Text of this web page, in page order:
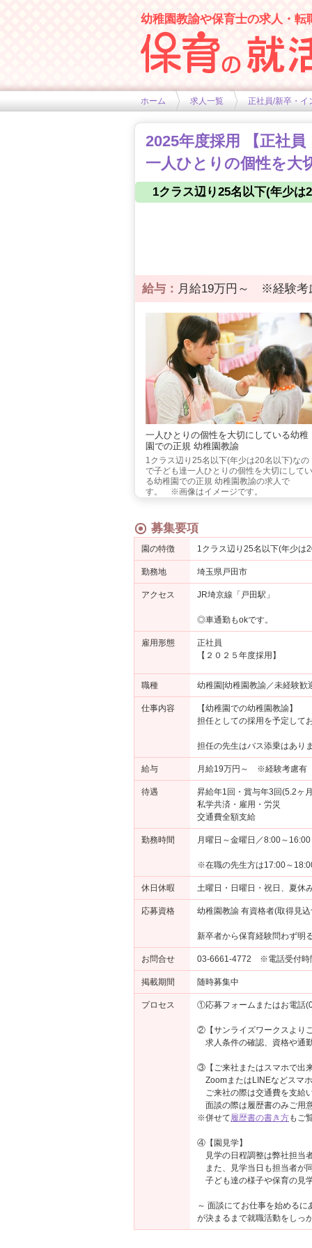
幼稚園教諭や保育士の求人・転
ホーム 求人一覧 正社員/新卒・イ
2025年度採用 【正社
一人ひとりの個性を大
1クラス辺り25名以下(年少
給与： 月給19万円～ ※経験考
一人ひとりの個性を大切にしている幼稚
園での正規 幼稚園教諭
1クラス辺り25名以下(年少は20名以下)なの
で子ども達一人ひとりの個性を大切にしてい
る幼稚園での正規 幼稚園教諭の求人で
す。 ※画像はイメージです。
募集要項
園の特徴 1クラス辺り25名以下(年少は
勤務地 埼玉県戸田市
アクセス JR埼京線「戸田駅」
◎車通勤もokです。
雇用形態
正社員
【２０２５年度採用】
職種 幼稚園[幼稚園教諭／未経験歓
仕事内容
【幼稚園での幼稚園教諭】
担任としての採用を予定して
担任の先生はバス添乗はあり
給与 月給19万円～ ※経験考慮有
待遇
昇給年1回・賞与年3回(5.2ヶ
私学共済・雇用・労災
交通費全額支給
勤務時間 月曜日～金曜日／8:00～16:00
※在職の先生方は17:00～
休日休暇 土曜日・日曜日・祝日、夏休
応募資格 幼稚園教諭 有資格者(取得見
新卒者から保育経験問わず明
お問合せ 03-6661-4772 ※電話受付時
掲載期間 随時募集中
プロセス ①応募フォームまたはお電話
②【サンライズワークスより
求人条件の確認、資格や通
③【ご来社またはスマホで出
ZoomまたはLINEなどスマ
ご来社の際は交通費を支給
面談の際は履歴書のみご用
※併せて履歴書の書き方もご
④【園見学】
見学の日程調整は弊社担当
また、見学当日も担当者が
子ども達の様子や保育の見
～ 面談にてお仕事を始める
が決まるまで就職活動をしっ